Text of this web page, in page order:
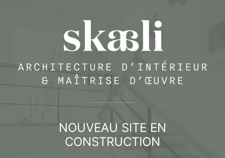
À PROPOS
CONTACT
RÉSERVER UN APPEL
NOUVEAU SITE EN
CONSTRUCTION